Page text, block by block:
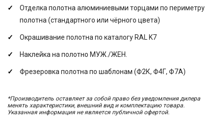
Отделка полотна алюминиевыми торцами по периметру
полотна (стандартного или чёрного цвета)
Окрашивание полотна по каталогу RAL K7
Наклейка на полотно МУЖ./ЖЕН.
Фрезеровка полотна по шаблонам (Ф2К, Ф4Г, Ф7А)
*Производитель оставляет за собой право без уведомления дилера
менять характеристики, внешний вид и комплектацию товара.
Указанная информация не является публичной офертой.